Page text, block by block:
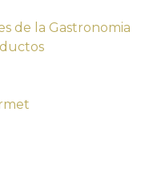
de la Gastronomia